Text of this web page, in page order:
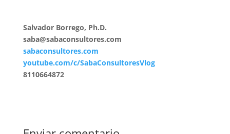
Salvador Borrego, Ph.D.
saba@sabaconsultores.com
sabaconsultores.com
youtube.com/c/SabaConsultoresVlog
8110664872